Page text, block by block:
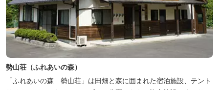
勢山荘（ふれあいの森）
「ふれあいの森 勢山荘」は田畑と森に囲まれた宿泊施設、テント